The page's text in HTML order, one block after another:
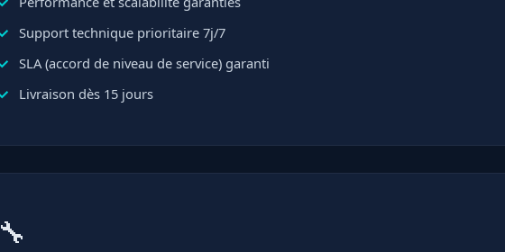
Support technique prioritaire 7j/7
SLA (accord de niveau de service) garanti
Livraison dès 15 jours
🔧